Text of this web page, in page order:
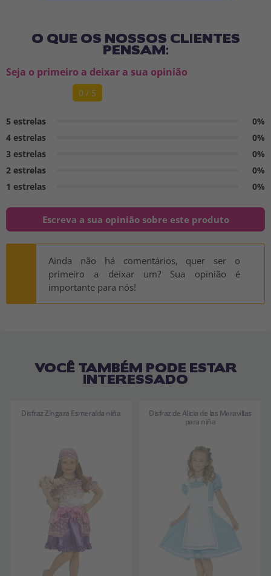
O QUE OS NOSSOS CLIENTES
PENSAM:
Seja o primeiro a deixar a sua opinião
0 / 5
5 estrelas
0%
4 estrelas
0%
3 estrelas
0%
2 estrelas
0%
1 estrelas
0%
Escreva a sua opinião sobre este produto
Ainda não há comentários, quer ser o
primeiro a deixar um? Sua opinião é
importante para nós!
VOCÊ TAMBÉM PODE ESTAR
INTERESSADO
Disfraz Zíngara Esmeralda niña
Disfraz de Alicia de las Maravillas
para niña